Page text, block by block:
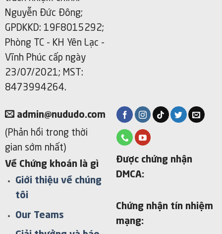
Nguyễn Đức Đông;
GPDKKD: 19F8015292;
Phòng TC - KH Yên Lạc -
Vĩnh Phúc cấp ngày
23/07/2021; MST:
8473994264.
admin@nududo.com
(Phản hồi trong thời
gian sớm nhất)
Về Chứng khoán là gì
Giới thiệu về chúng
tôi
Our Teams
Được chứng nhận
DMCA:
Chứng nhận tín nhiệm
mạng: